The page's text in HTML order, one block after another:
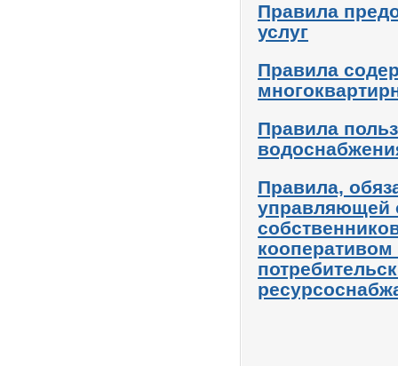
Правила
услуг
Правила
Правила
Правила,
управляющей